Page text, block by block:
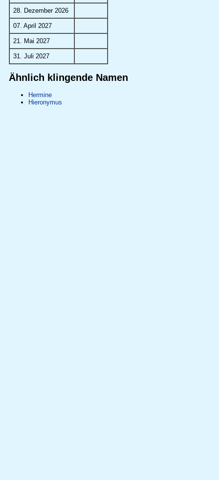
28. Dezember 2026
07. April 2027
21. Mai 2027
31. Juli 2027
Ähnlich klingende Namen
Hermine
Hieronymus